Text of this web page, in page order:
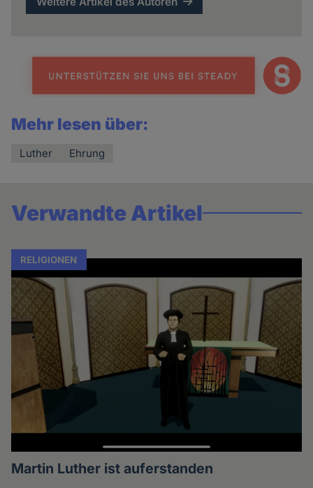
Mehr lesen über:
Luther Ehrung
Verwandte Artikel
RELIGIONEN
Martin Luther ist auferstanden